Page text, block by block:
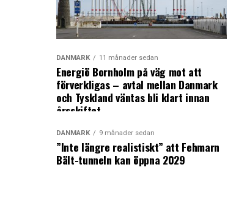
DANMARK 11 månader sedan
Energiö Bornholm på väg mot att
förverkligas – avtal mellan Danmark
och Tyskland väntas bli klart innan
årsskiftet
DANMARK 9 månader sedan
”Inte längre realistiskt” att Fehmarn
Bält-tunneln kan öppna 2029